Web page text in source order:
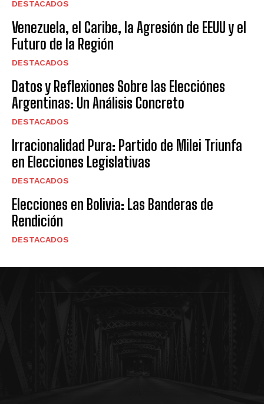
DESTACADOS
Venezuela, el Caribe, la Agresión de EEUU y el
Futuro de la Región
DESTACADOS
Datos y Reflexiones Sobre las Elecciónes
Argentinas: Un Análisis Concreto
DESTACADOS
Irracionalidad Pura: Partido de Milei Triunfa
en Elecciones Legislativas
DESTACADOS
Elecciones en Bolivia: Las Banderas de
Rendición
DESTACADOS